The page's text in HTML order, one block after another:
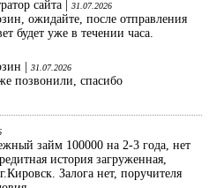
сайта | 31.07.2026
ожидайте, после отправления
будет уже в течении часа.
| 31.07.2026
позвонили, спасибо
займ 100000 на 2-3 года, нет
история загруженная,
Залога нет, поручителя